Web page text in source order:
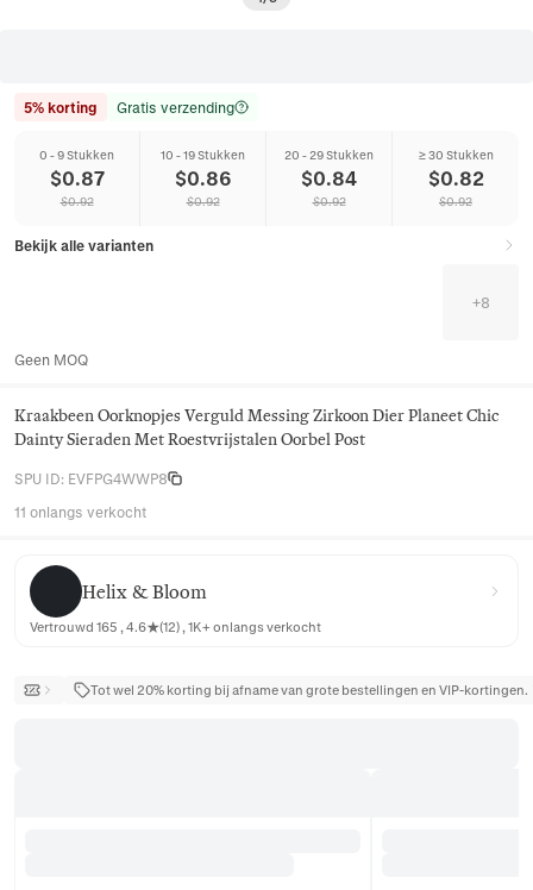
5% korting Gratis verzending
0 - 9 Stukken
$0.87
$0.92
10 - 19 Stukken
$0.86
$0.92
20 - 29 Stukken
$0.84
$0.92
≥ 30 Stukken
$0.82
$0.92
Bekijk alle varianten
+8
Geen MOQ
Kraakbeen Oorknopjes Verguld Messing Zirkoon Dier Planeet Chic
Dainty Sieraden Met Roestvrijstalen Oorbel Post
SPU ID: EVFPG4WWP8
11 onlangs verkocht
Helix & Bloom
Helix & Bloom
Vertrouwd 165 , 4.6★(12) , 1K+ onlangs verkocht
Tot wel 20% korting bij afname van grote bestellingen en VIP-kortingen.